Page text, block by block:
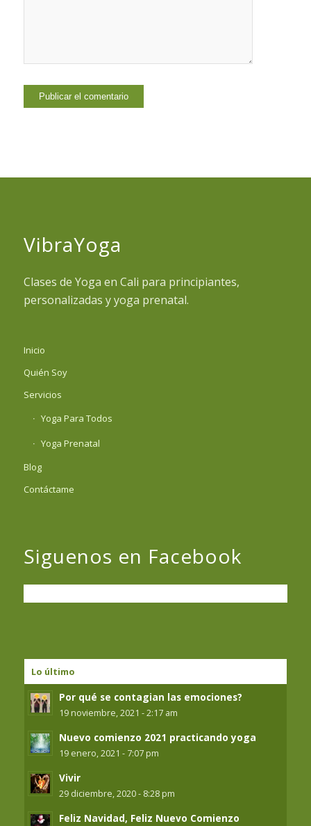
VibraYoga
Clases de Yoga en Cali para principiantes,
personalizadas y yoga prenatal.
Inicio
Quién Soy
Servicios
Yoga Para Todos
Yoga Prenatal
Blog
Contáctame
Siguenos en Facebook
Lo último
Por qué se contagian las emociones?
19 noviembre, 2021 - 2:17 am
Nuevo comienzo 2021 practicando yoga
19 enero, 2021 - 7:07 pm
Vivir
29 diciembre, 2020 - 8:28 pm
Feliz Navidad, Feliz Nuevo Comienzo